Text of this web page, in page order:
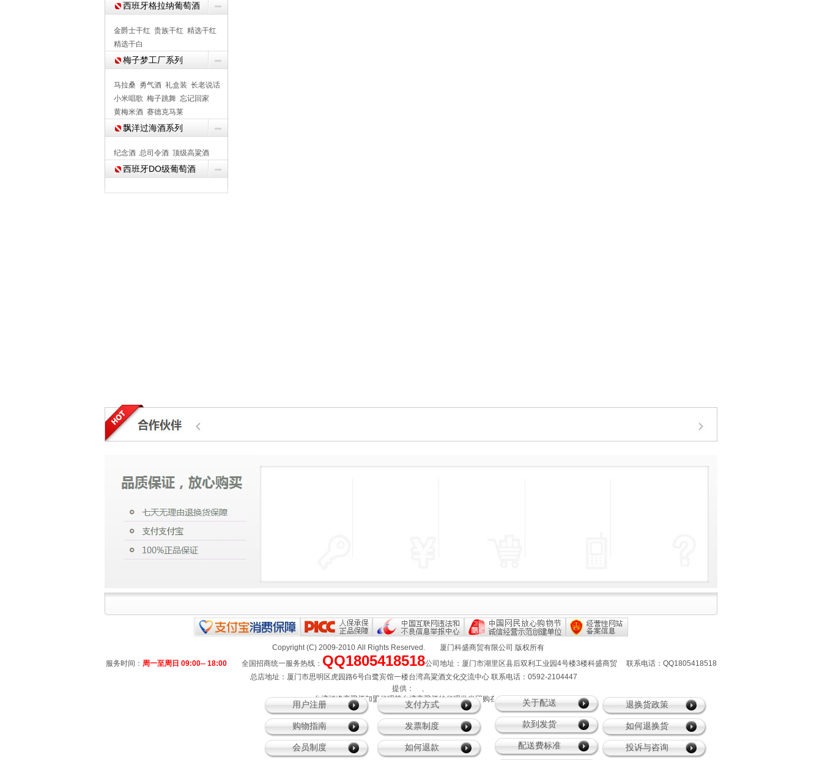
西班牙格拉纳葡萄酒
金爵士干红 贵族干红 精选干红
精选干白
梅子梦工厂系列
马拉桑 勇气酒 礼盒装 长老说话
小米唱歌 梅子跳舞 忘记回家
黄梅米酒 赛德克马莱
飘洋过海酒系列
纪念酒 总司令酒 顶级高粱酒
西班牙DO级葡萄酒
Copyright (C) 2009-2010 All Rights Reserved. 厦门科盛商贸有限公司 版权所有
服务时间： 周一至周日 09:00-- 18:00全国招商统一服务热线： QQ1805418518公司地址：厦门市湖里区县后双利工业园4号楼3楼科盛商贸 联系电话：QQ1805418518
总店地址：厦门市思明区虎园路6号白鹭宾馆一楼台湾高粱酒文化交流中心 联系电话：0592-2104447
提供：
、
、台湾福峰高粱酒加盟代理等台湾高粱酒的代理批发团购在线服务
支付方式
发票制度
如何退款
用户注册
购物指南
会员制度
关于配送
款到发货
配送费标准
退换货政策
如何退换货
投诉与咨询